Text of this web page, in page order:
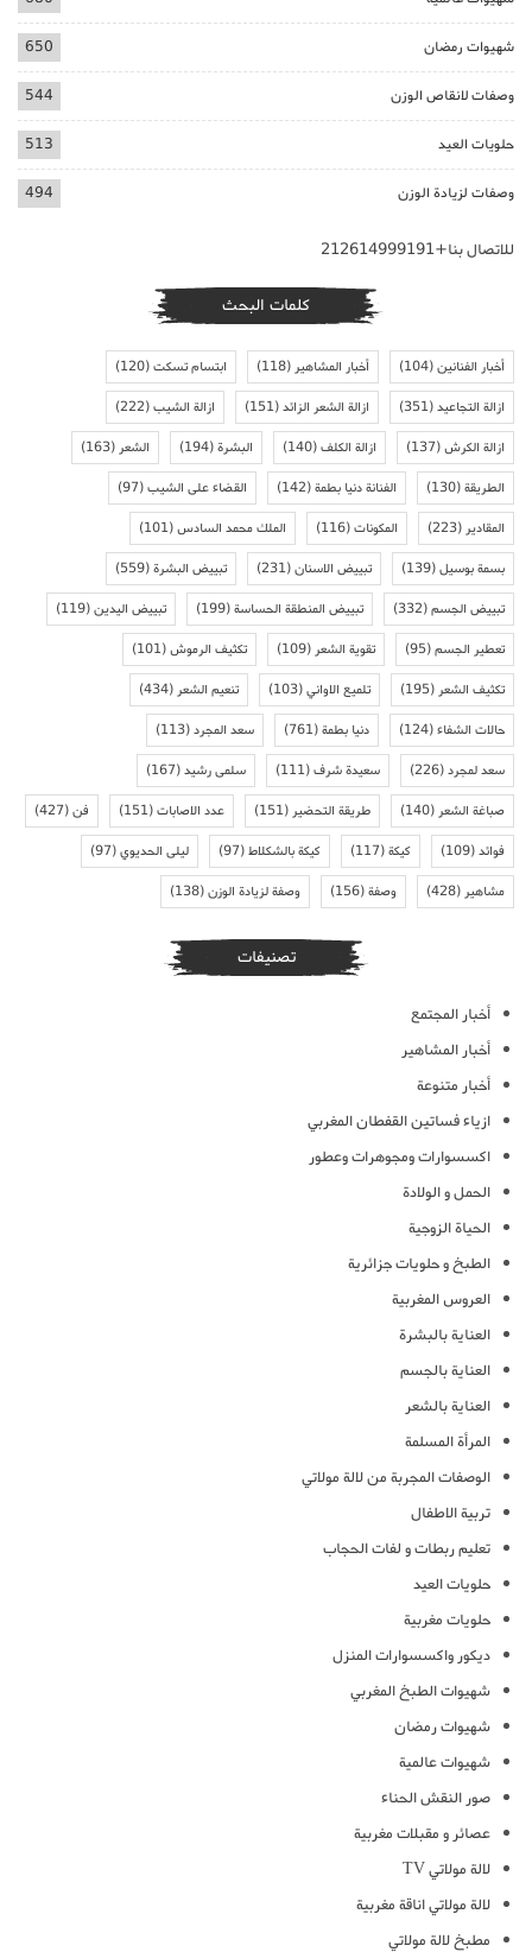
شهيوات رمضان 650
وصفات لانقاص الوزن 544
حلويات العيد 513
وصفات لزيادة الوزن 494
للاتصال بنا+212614999191
كلمات البحث
أخبار الفنانين(104) أخبار المشاهير(118) ابتسام تسكت(120)
ازالة التجاعيد(351) ازالة الشعر الزائد(151) ازالة الشيب(222)
ازالة الكرش(137) ازالة الكلف(140) البشرة(194) الشعر(163)
الطريقة(130) الفنانة دنيا بطمة(142) القضاء على الشيب(97)
المقادير(223) المكونات(116) الملك محمد السادس(101)
بسمة بوسيل(139) تبييض الاسنان(231) تبييض البشرة(559)
تبييض الجسم(332) تبييض المنطقة الحساسة(199) تبييض اليدين(119)
تعطير الجسم(95) تقوية الشعر(109) تكثيف الرموش(101)
تكثيف الشعر(195) تلميع الاواني(103) تنعيم الشعر(434)
حالات الشفاء(124) دنيا بطمة(761) سعد المجرد(113)
سعد لمجرد(226) سعيدة شرف(111) سلمى رشيد(167)
صباغة الشعر(140) طريقة التحضير(151) عدد الاصابات(151) فن(427)
فوائد(109) كيكة(117) كيكة بالشكلاط(97) ليلى الحديوي(97)
مشاهير(428) وصفة(156) وصفة لزيادة الوزن(138)
تصنيفات
أخبار المجتمع
أخبار المشاهير
أخبار متنوعة
ازياء فساتين القفطان المغربي
اكسسوارات ومجوهرات وعطور
الحمل و الولادة
الحياة الزوجية
الطبخ و حلويات جزائرية
العروس المغربية
العناية بالبشرة
العناية بالجسم
العناية بالشعر
المرأة المسلمة
الوصفات المجربة من لالة مولاتي
تربية الاطفال
تعليم ربطات و لفات الحجاب
حلويات العيد
حلويات مغربية
ديكور واكسسوارات المنزل
شهيوات الطبخ المغربي
شهيوات رمضان
شهيوات عالمية
صور النقش الحناء
عصائر و مقبلات مغربية
لالة مولاتي TV
لالة مولاتي اناقة مغربية
مطبخ لالة مولاتي